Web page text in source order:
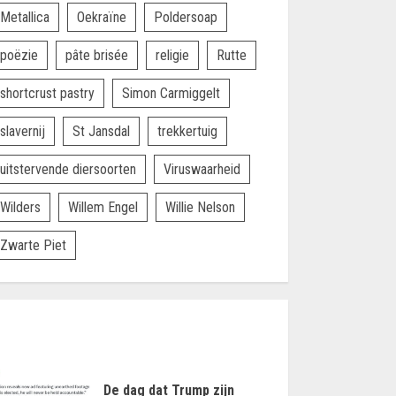
Metallica Oekraïne Poldersoap
poëzie pâte brisée religie Rutte
shortcrust pastry Simon Carmiggelt
slavernij St Jansdal trekkertuig
uitstervende diersoorten Viruswaarheid
Wilders Willem Engel Willie Nelson
Zwarte Piet
De dag dat Trump zijn